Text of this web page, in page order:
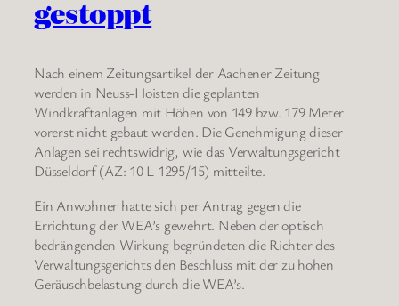
gestoppt
Nach einem Zeitungsartikel der Aachener Zeitung
werden in Neuss-Hoisten die geplanten
Windkraftanlagen mit Höhen von 149 bzw. 179 Meter
vorerst nicht gebaut werden. Die Genehmigung dieser
Anlagen sei rechtswidrig, wie das Verwaltungsgericht
Düsseldorf (AZ: 10 L 1295/15) mitteilte.
Ein Anwohner hatte sich per Antrag gegen die
Errichtung der WEA’s gewehrt. Neben der optisch
bedrängenden Wirkung begründeten die Richter des
Verwaltungsgerichts den Beschluss mit der zu hohen
Geräuschbelastung durch die WEA’s.